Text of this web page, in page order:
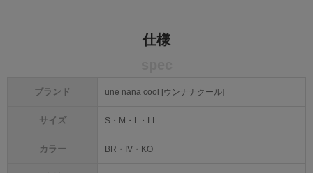
仕様
ブランド une nana cool [ウンナナクール]
サイズ S・M・L・LL
カラー BR・IV・KO